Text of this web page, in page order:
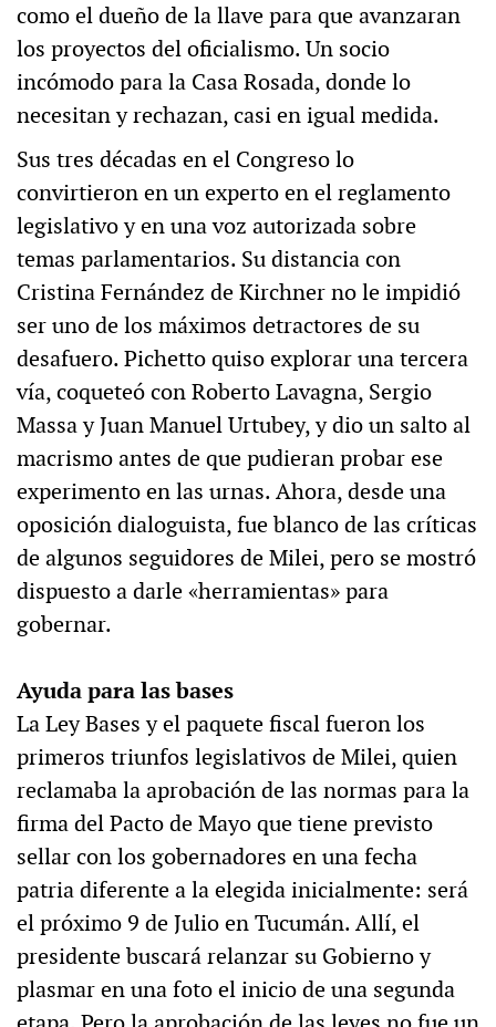
como el dueño de la llave para que avanzaran
los proyectos del oficialismo. Un socio
incómodo para la Casa Rosada, donde lo
necesitan y rechazan, casi en igual medida.
Sus tres décadas en el Congreso lo
convirtieron en un experto en el reglamento
legislativo y en una voz autorizada sobre
temas parlamentarios. Su distancia con
Cristina Fernández de Kirchner no le impidió
ser uno de los máximos detractores de su
desafuero. Pichetto quiso explorar una tercera
vía, coqueteó con Roberto Lavagna, Sergio
Massa y Juan Manuel Urtubey, y dio un salto al
macrismo antes de que pudieran probar ese
experimento en las urnas. Ahora, desde una
oposición dialoguista, fue blanco de las críticas
de algunos seguidores de Milei, pero se mostró
dispuesto a darle «herramientas» para
gobernar.
Ayuda para las bases
La Ley Bases y el paquete fiscal fueron los
primeros triunfos legislativos de Milei, quien
reclamaba la aprobación de las normas para la
firma del Pacto de Mayo que tiene previsto
sellar con los gobernadores en una fecha
patria diferente a la elegida inicialmente: será
el próximo 9 de Julio en Tucumán. Allí, el
presidente buscará relanzar su Gobierno y
plasmar en una foto el inicio de una segunda